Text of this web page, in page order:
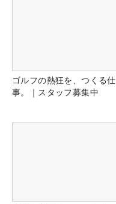
ゴルフの熱狂を、つくる仕
事。｜スタッフ募集中